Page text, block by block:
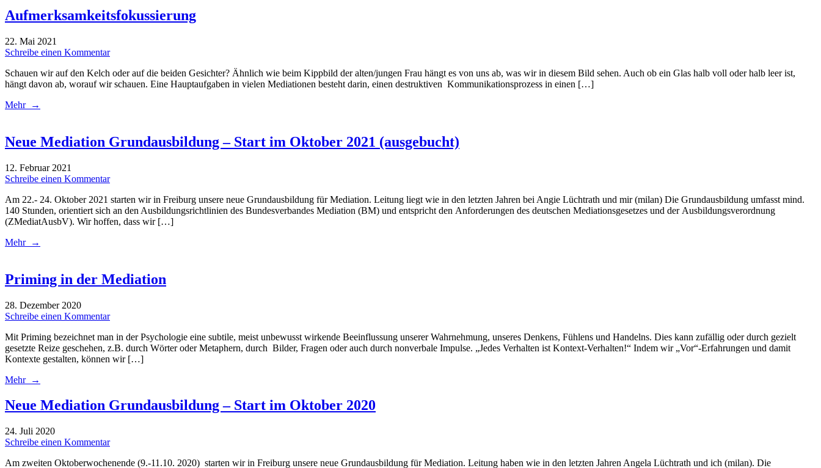
Aufmerksamkeitsfokussierung
22. Mai 2021
Schreibe einen Kommentar
Schauen wir auf den Kelch oder auf die beiden Gesichter? Ähnlich wie beim Kippbild der alten/jungen Frau hängt es von uns ab, was wir in diesem Bild sehen. Auch ob ein Glas halb voll oder halb leer ist,
hängt davon ab, worauf wir schauen. Eine Hauptaufgaben in vielen Mediationen besteht darin, einen destruktiven Kommunikationsprozess in einen […]
Mehr →
Neue Mediation Grundausbildung – Start im Oktober 2021 (ausgebucht)
12. Februar 2021
Schreibe einen Kommentar
Am 22.- 24. Oktober 2021 starten wir in Freiburg unsere neue Grundausbildung für Mediation. Leitung liegt wie in den letzten Jahren bei Angie Lüchtrath und mir (milan) Die Grundausbildung umfasst mind.
140 Stunden, orientiert sich an den Ausbildungsrichtlinien des Bundesverbandes Mediation (BM) und entspricht den Anforderungen des deutschen Mediationsgesetzes und der Ausbildungsverordnung
(ZMediatAusbV). Wir hoffen, dass wir […]
Mehr →
Priming in der Mediation
28. Dezember 2020
Schreibe einen Kommentar
Mit Priming bezeichnet man in der Psychologie eine subtile, meist unbewusst wirkende Beeinflussung unserer Wahrnehmung, unseres Denkens, Fühlens und Handelns. Dies kann zufällig oder durch gezielt
gesetzte Reize geschehen, z.B. durch Wörter oder Metaphern, durch Bilder, Fragen oder auch durch nonverbale Impulse. „Jedes Verhalten ist Kontext-Verhalten!“ Indem wir „Vor“-Erfahrungen und damit
Kontexte gestalten, können wir […]
Mehr →
Neue Mediation Grundausbildung – Start im Oktober 2020
24. Juli 2020
Schreibe einen Kommentar
Am zweiten Oktoberwochenende (9.-11.10. 2020) starten wir in Freiburg unsere neue Grundausbildung für Mediation. Leitung haben wie in den letzten Jahren Angela Lüchtrath und ich (milan). Die